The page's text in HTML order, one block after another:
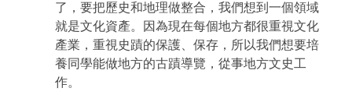
了，要把歷史和地理做整合，我們想到一個領域
就是文化資產。因為現在每個地方都很重視文化
產業，重視史蹟的保護、保存，所以我們想要培
養同學能做地方的古蹟導覽，從事地方文史工
作。